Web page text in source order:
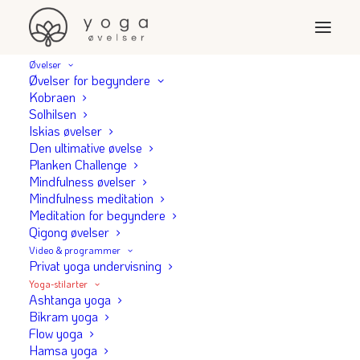
Øvelser
Øvelser for begyndere
Kobraen
Solhilsen
Iskias øvelser
Den ultimative øvelse
Planken Challenge
Mindfulness øvelser
Mindfulness meditation
Meditation for begyndere
Qigong øvelser
Video & programmer
Privat yoga undervisning
Yoga-stilarter
Ashtanga yoga
Bikram yoga
Flow yoga
Hamsa yoga
BIKRAM OG HOT YOGA
Hvad er
hot yoga?
... og hvorfor skal det være varmt?
Hvad er
Hot yoga?